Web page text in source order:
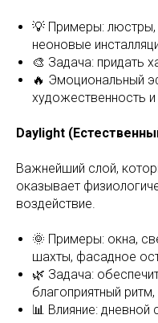
💡 Примеры: люстры,
неоновые
🎨 Задача: придать
🔥 Эмоциональный
художественность и
Daylight
Важнейший слой,
оказывает
воздействие.
🌞 Примеры: окна,
шахты, фасадное
🌿 Задача:
благоприятный
📊 Влияние: дневной